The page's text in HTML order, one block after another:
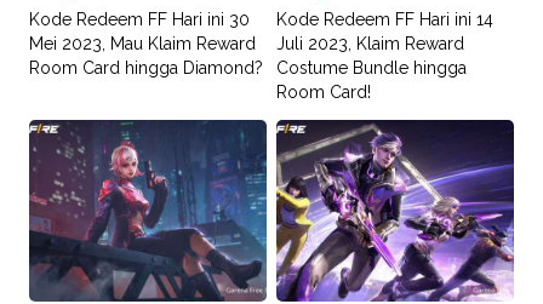
Kode Redeem FF Hari ini 30
Mei 2023, Mau Klaim Reward
Room Card hingga Diamond?
Kode Redeem FF Hari ini 14
Juli 2023, Klaim Reward
Costume Bundle hingga
Room Card!